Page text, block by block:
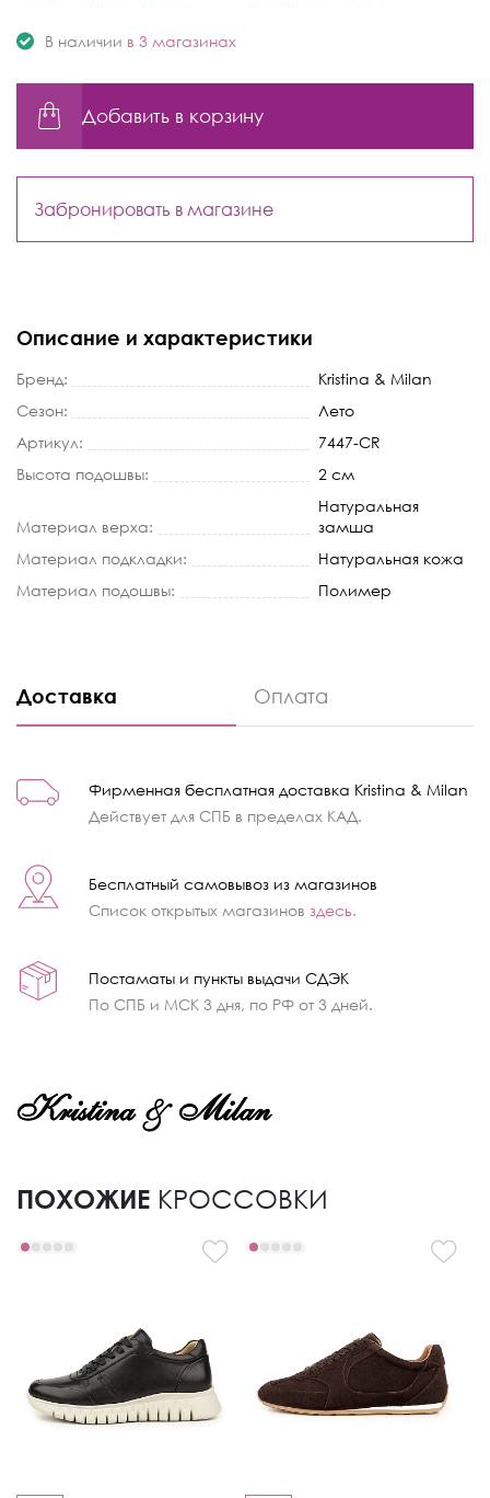
В наличии в 3 магазинах
Добавить в корзину
Забронировать в магазине
Описание и характеристики
Бренд:
Kristina & Milan
Сезон:
Лето
Артикул:
7447-CR
Высота подошвы:
2 см
Материал верха:
Натуральная
замша
Материал подкладки:
Натуральная кожа
Материал подошвы:
Полимер
Доставка Оплата
Фирменная бесплатная доставка Kristina & Milan
Действует для СПБ в пределах КАД.
Бесплатный самовывоз из магазинов
Список открытых магазинов здесь.
Постаматы и пункты выдачи СДЭК
По СПБ и МСК 3 дня, по РФ от 3 дней.
ПОХОЖИЕ КРОССОВКИ